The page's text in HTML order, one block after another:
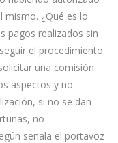
mismo. ¿Qué es lo
pagos realizados sin
el procedimiento
una comisión
aspectos y no
si no se dan
no
señala el portavoz